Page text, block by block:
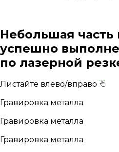
Небольшая
успешно
по лазерной
Листайте влево/вправо
Гравировка металла
Гравировка металла
Гравировка металла